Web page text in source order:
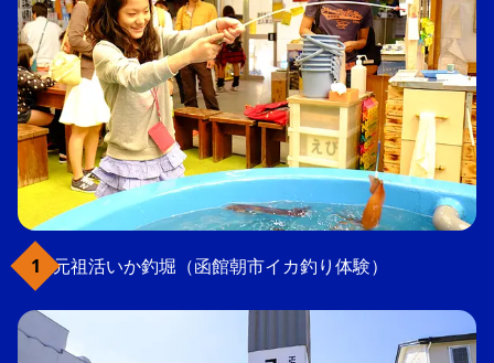
元祖活いか釣堀（函館朝市イカ釣り体験）